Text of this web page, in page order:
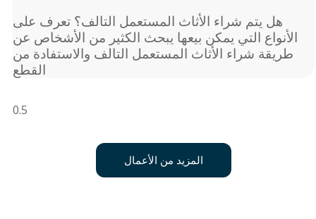
هل يتم شراء الأثاث المستعمل التالف؟ تعرف على
الأنواع التي يمكن بيعها يبحث الكثير من الأشخاص عن
طريقة شراء الأثاث المستعمل التالف والاستفادة من
القطع
المزيد من الأعمال